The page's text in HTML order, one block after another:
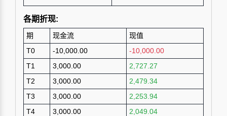
各期折现:
期 现金流
现值
T0
-10,000.00
-10,000.00
T1
3,000.00
2,727.27
T2
3,000.00
2,479.34
T3
3,000.00
2,253.94
T4
3,000.00 2,049.04